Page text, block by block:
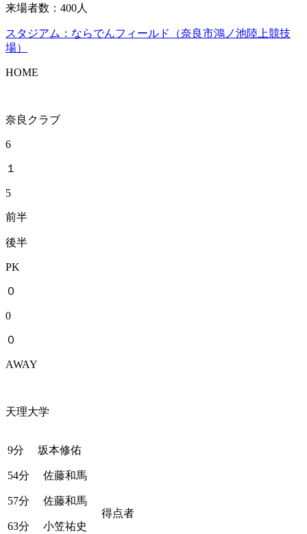
来場者数：400人
スタジアム：ならでんフィールド（奈良市鴻ノ池陸上競技
場）
HOME
奈良クラブ
6
１
5
前半
後半
PK
０
0
０
AWAY
天理大学
9分 坂本修佑
54分 佐藤和馬
57分 佐藤和馬
63分 小笠祐史
得点者